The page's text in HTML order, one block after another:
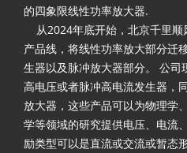
的四象限线性功率放大器.
从2024年底开始，北京千里顺
产品线，将线性功率放大部分迁
生器以及脉冲放大器部分。 公司
高电压或者脉冲高电流发生器，
放大器，这些产品可以为物理学
学等领域的研究提供电压、电流
励类型可以是直流或交流或暂态